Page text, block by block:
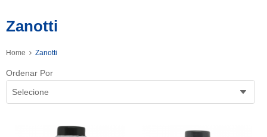
Zanotti
Home Zanotti
Ordenar Por
Selecione